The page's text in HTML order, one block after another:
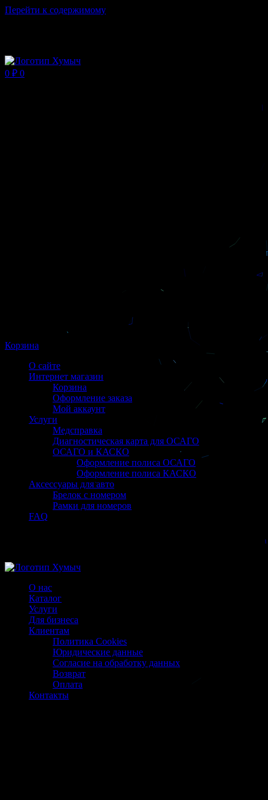
Перейти к содержимому
0 ₽ 0
Корзина
О сайте
Интернет магазин
Корзина
Оформление заказа
Мой аккаунт
Услуги
Медсправка
Диагностическая карта для ОСАГО
ОСАГО и КАСКО
Оформление полиса ОСАГО
Оформление полиса КАСКО
Аксессуары для авто
Брелок с номером
Рамки для номеров
FAQ
О нас
Каталог
Услуги
Для бизнеса
Клиентам
Политика Cookies
Юридические данные
Согласие на обработку данных
Возврат
Оплата
Контакты